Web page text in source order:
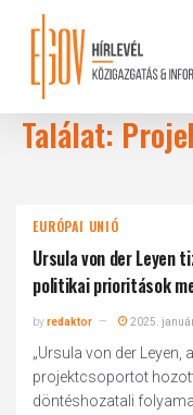
content
Találat:
EURÓPAI UNIÓ
Ursula von der Leyen
politikai prioritások
byredaktor 2025. január
„Ursula von der Leyen,
projektcsoportot
döntéshozatali